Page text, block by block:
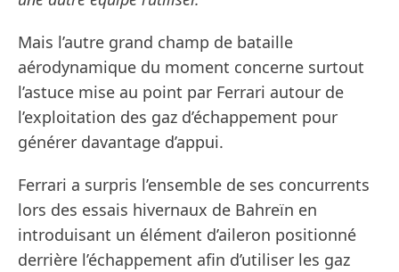
Mais l’autre grand champ de bataille
aérodynamique du moment concerne surtout
l’astuce mise au point par Ferrari autour de
l’exploitation des gaz d’échappement pour
générer davantage d’appui.
Ferrari a surpris l’ensemble de ses concurrents
lors des essais hivernaux de Bahreïn en
introduisant un élément d’aileron positionné
derrière l’échappement afin d’utiliser les gaz